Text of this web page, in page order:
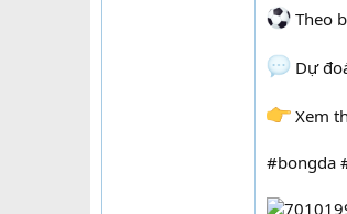
Theo
Dự
Xem
#bongda